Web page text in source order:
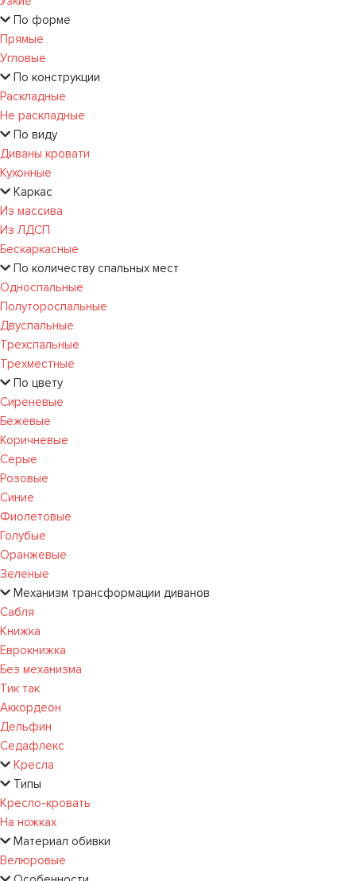
По форме
Прямые
Угловые
По конструкции
Раскладные
Не раскладные
По виду
Диваны кровати
Кухонные
Каркас
Из массива
Из ЛДСП
Бескаркасные
По количеству спальных мест
Односпальные
Полутороспальные
Двуспальные
Трехспальные
Трехместные
По цвету
Сиреневые
Бежевые
Коричневые
Серые
Розовые
Синие
Фиолетовые
Голубые
Оранжевые
Зеленые
Механизм трансформации диванов
Сабля
Книжка
Еврокнижка
Без механизма
Тик так
Аккордеон
Дельфин
Седафлекс
Кресла
Типы
Кресло-кровать
На ножках
Материал обивки
Велюровые